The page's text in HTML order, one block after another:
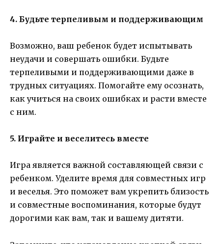
4. Будьте терпеливым и поддерживающим
Возможно, ваш ребенок будет испытывать
неудачи и совершать ошибки. Будьте
терпеливыми и поддерживающими даже в
трудных ситуациях. Помогайте ему осознать,
как учиться на своих ошибках и расти вместе
с ним.
5. Играйте и веселитесь вместе
Игра является важной составляющей связи с
ребенком. Уделите время для совместных игр
и веселья. Это поможет вам укрепить близость
и совместные воспоминания, которые будут
дорогими как вам, так и вашему дитяти.